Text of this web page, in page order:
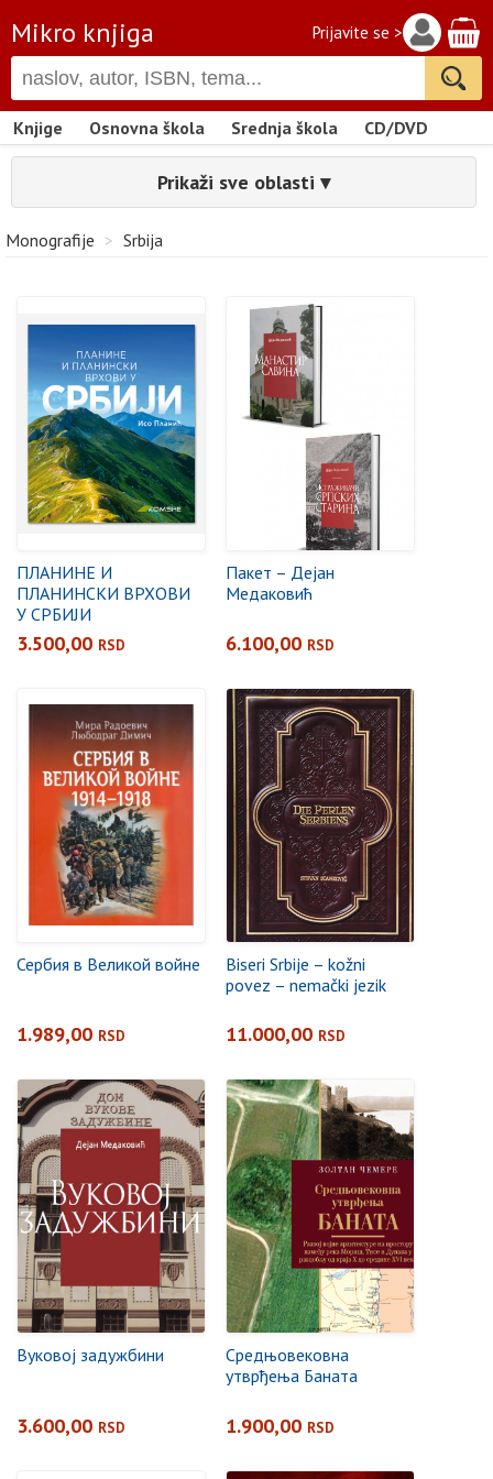
Mikro knjiga Prijavite se >
Knjige Osnovna škola Srednja škola CD/DVD
Prikaži sve oblasti ▾
Monografije > Srbija
ПЛАНИНЕ И
ПЛАНИНСКИ ВРХОВИ
У СРБИЈИ
3.500,00 RSD
Пакет – Дејан
Медаковић
6.100,00 RSD
Сербия в Великой войне
1.989,00 RSD
Biseri Srbije – kožni
povez – nemački jezik
11.000,00 RSD
Вуковој задужбини
3.600,00 RSD
Средњовековна
утврђења Баната
1.900,00 RSD